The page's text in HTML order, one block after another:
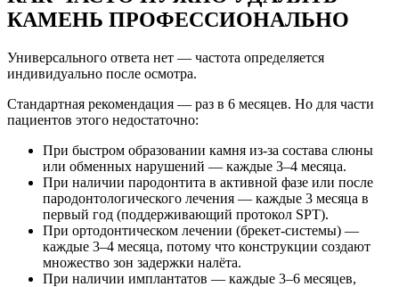
КАМЕНЬ ПРОФЕССИОНАЛЬНО
Универсального ответа нет — частота определяется
индивидуально после осмотра.
Стандартная рекомендация — раз в 6 месяцев. Но для части
пациентов этого недостаточно:
При быстром образовании камня из-за состава слюны
или обменных нарушений — каждые 3–4 месяца.
При наличии пародонтита в активной фазе или после
пародонтологического лечения — каждые 3 месяца в
первый год (поддерживающий протокол SPT).
При ортодонтическом лечении (брекет-системы) —
каждые 3–4 месяца, потому что конструкции создают
множество зон задержки налёта.
При наличии имплантатов — каждые 3–6 месяцев,